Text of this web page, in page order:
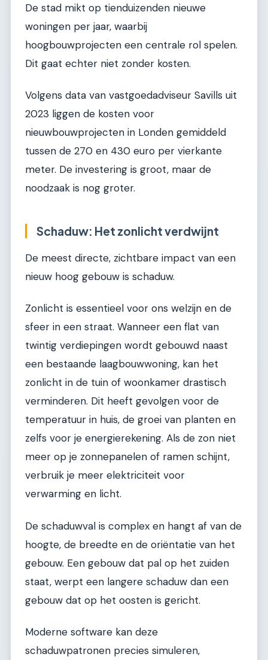
De stad mikt op tienduizenden nieuwe
woningen per jaar, waarbij
hoogbouwprojecten een centrale rol spelen.
Dit gaat echter niet zonder kosten.
Volgens data van vastgoedadviseur Savills uit
2023 liggen de kosten voor
nieuwbouwprojecten in Londen gemiddeld
tussen de 270 en 430 euro per vierkante
meter. De investering is groot, maar de
noodzaak is nog groter.
Schaduw: Het zonlicht verdwijnt
De meest directe, zichtbare impact van een
nieuw hoog gebouw is schaduw.
Zonlicht is essentieel voor ons welzijn en de
sfeer in een straat. Wanneer een flat van
twintig verdiepingen wordt gebouwd naast
een bestaande laagbouwwoning, kan het
zonlicht in de tuin of woonkamer drastisch
verminderen. Dit heeft gevolgen voor de
temperatuur in huis, de groei van planten en
zelfs voor je energierekening. Als de zon niet
meer op je zonnepanelen of ramen schijnt,
verbruik je meer elektriciteit voor
verwarming en licht.
De schaduwval is complex en hangt af van de
hoogte, de breedte en de oriëntatie van het
gebouw. Een gebouw dat pal op het zuiden
staat, werpt een langere schaduw dan een
gebouw dat op het oosten is gericht.
Moderne software kan deze
schaduwpatronen precies simuleren,